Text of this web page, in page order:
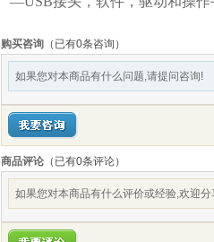
购买咨询 （已有0条咨询）
如果您对本商品有什么问题,请提问咨询!
商品评论 （已有0条评论）
如果您对本商品有什么评价或经验,欢迎分